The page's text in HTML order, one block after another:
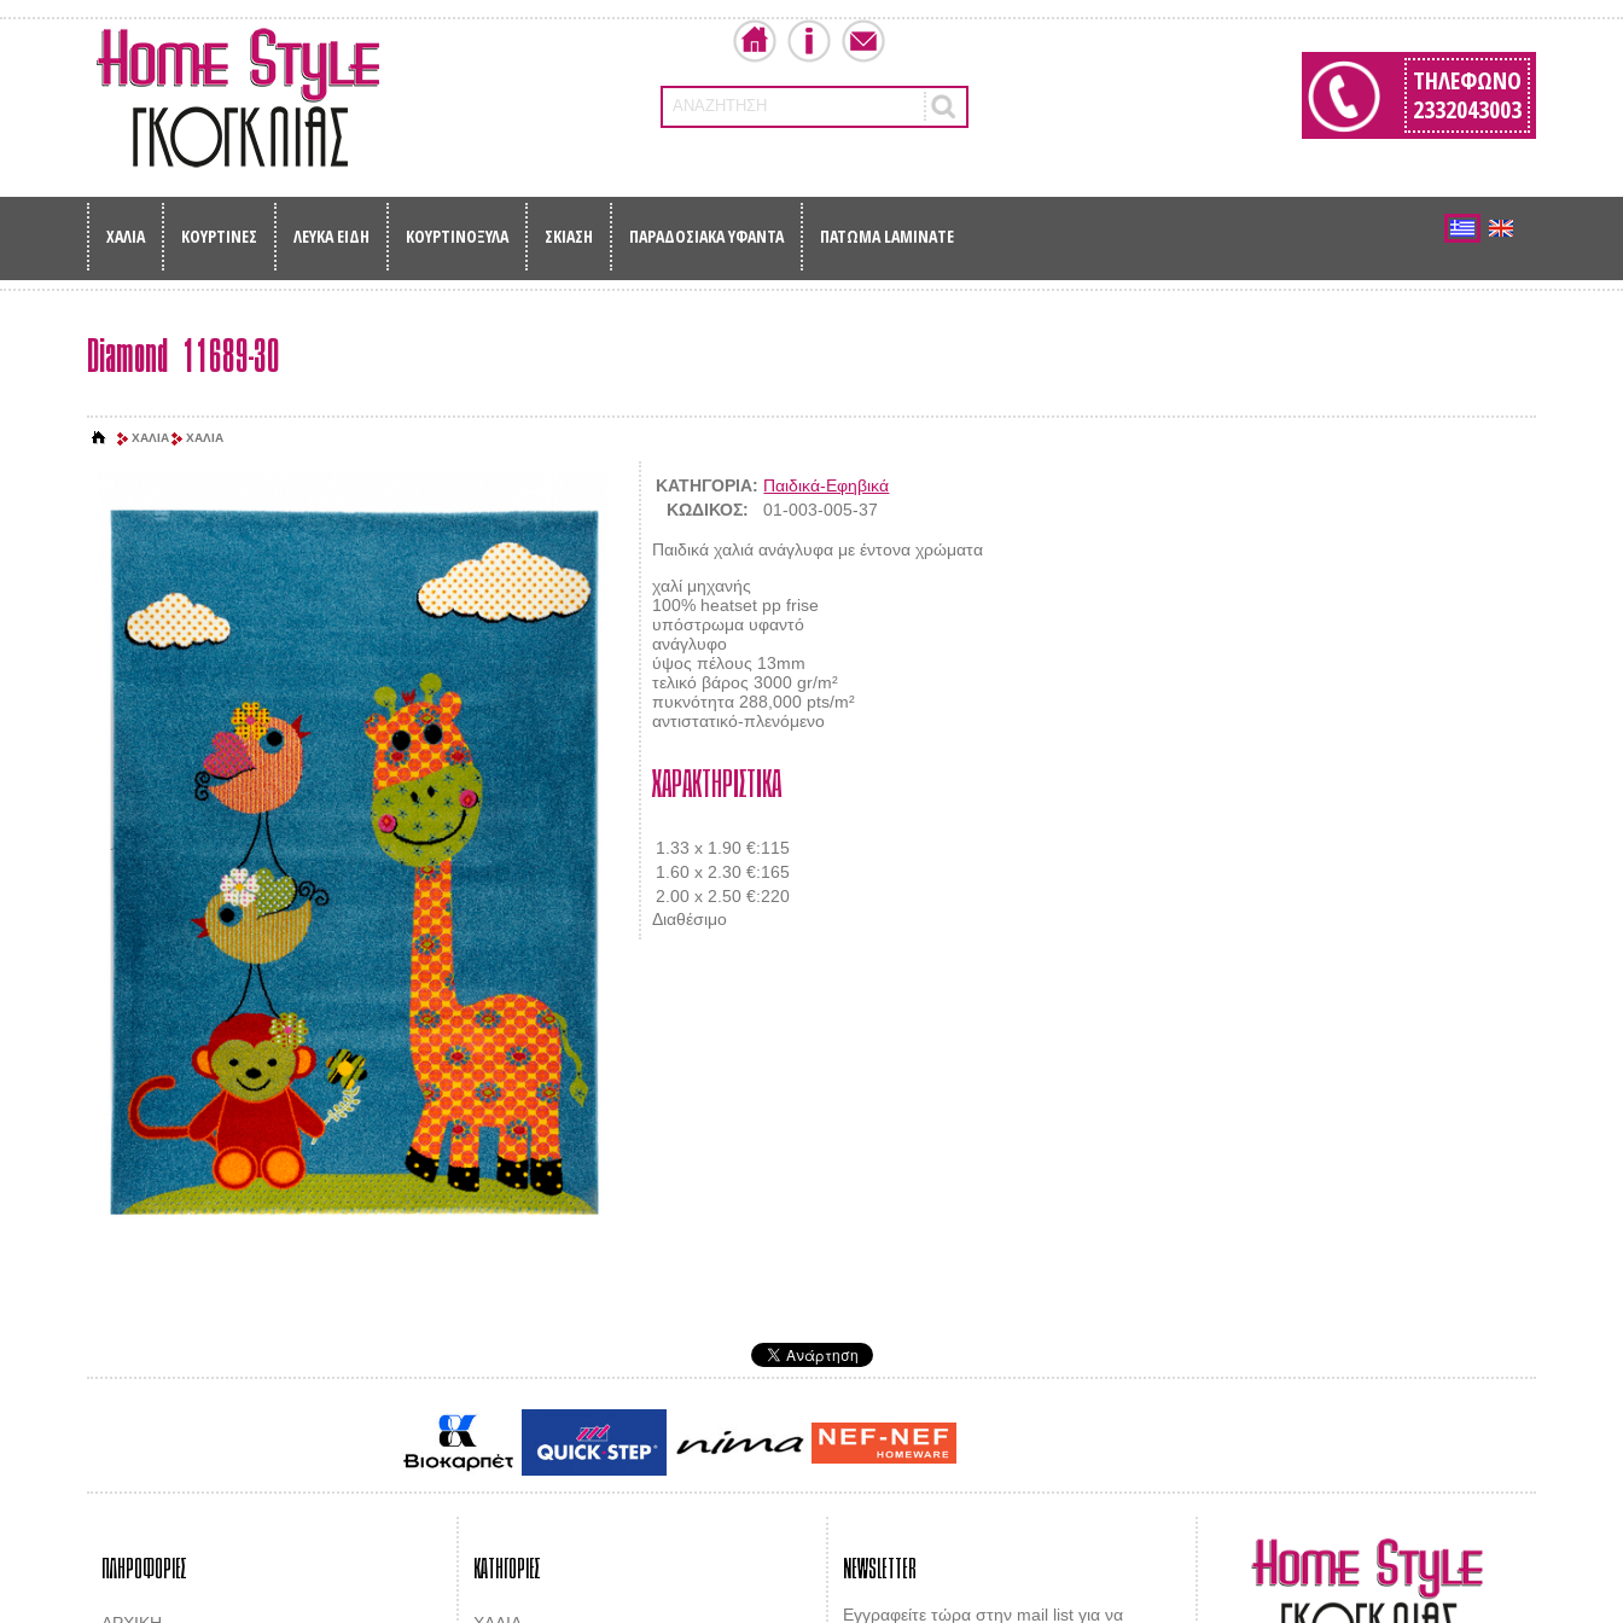
ΑΝΑΖΗΤΗΣΗ
ΤΗΛΈΦΩΝΟ
2332043003
ΧΑΛΙΑ ΚΟΥΡΤΙΝΕΣ ΛΕΥΚΑ ΕΙΔΗ ΚΟΥΡΤΙΝΟΞΥΛΑ ΣΚΙΑΣΗ ΠΑΡΑΔΟΣΙΑΚΑ ΥΦΑΝΤΑ ΠΑΤΩΜΑ LAMINATE
Diamond 11689-30
ΧΑΛΙΑ ΧΑΛΙΑ
ΚΑΤΗΓΟΡΙΑ: Παιδικά-Εφηβικά
ΚΩΔΙΚΟΣ:
01-003-005-37
Παιδικά χαλιά ανάγλυφα με έντονα χρώματα
χαλί μηχανής
100% heatset pp frise
υπόστρωμα υφαντό
ανάγλυφο
ύψος πέλους 13mm
τελικό βάρος 3000 gr/m²
πυκνότητα 288,000 pts/m²
αντιστατικό-πλενόμενο
ΧΑΡΑΚΤΗΡΙΣΤΙΚΑ
1.33 x 1.90 €:115
1.60 x 2.30 €:165
2.00 x 2.50 €:220
Διαθέσιμο
ΠΛΗΡΟΦΟΡΙΕΣ ΚΑΤΗΓΟΡΙΕΣ NEWSLETTER
Εγγραφείτε τώρα στην mail list για να